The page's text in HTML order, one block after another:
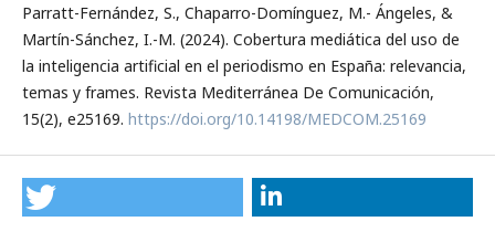
Parratt-Fernández, S., Chaparro-Domínguez, M.- Ángeles, &
Martín-Sánchez, I.-M. (2024). Cobertura mediática del uso de
la inteligencia artificial en el periodismo en España: relevancia,
temas y frames. Revista Mediterránea De Comunicación,
15(2), e25169. https://doi.org/10.14198/MEDCOM.25169